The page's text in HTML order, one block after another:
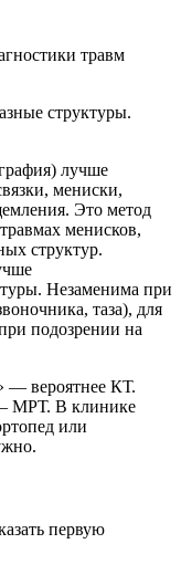
травм
структуры.
лучше
мениски,
Это метод
менисков,
структур.
Незаменима при
таза), для
подозрении на
— вероятнее КТ.
— МРТ. В клинике
или
первую